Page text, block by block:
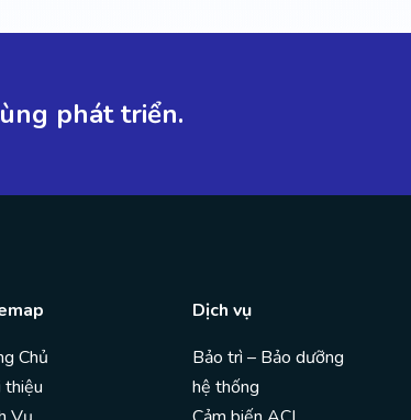
phát triển.
Chủ
thiệu
Dịch vụ
Bảo trì – Bảo dưỡng
hệ thống